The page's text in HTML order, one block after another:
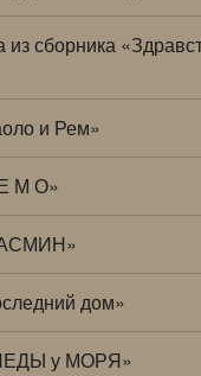
из сборника
и Рем»
М О»
дом»
у МОРЯ»